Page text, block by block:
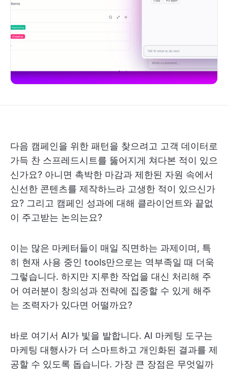
다음 캠페인을 위한 패턴을 찾으려고 고객 데이터로
가득 찬 스프레드시트를 뚫어지게 쳐다본 적이 있으
신가요? 아니면 촉박한 마감과 제한된 자원 속에서
신선한 콘텐츠를 제작하느라 고생한 적이 있으신가
요? 그리고 캠페인 성과에 대해 클라이언트와 끝없
이 주고받는 논의는요?
이는 많은 마케터들이 매일 직면하는 과제이며, 특
히 현재 사용 중인 tools만으로는 역부족일 때 더욱
그렇습니다. 하지만 지루한 작업을 대신 처리해 주
어 여러분이 창의성과 전략에 집중할 수 있게 해주
는 조력자가 있다면 어떨까요?
바로 여기서 AI가 빛을 발합니다. AI 마케팅 도구는
마케팅 대행사가 더 스마트하고 개인화된 결과를 제
공할 수 있도록 돕습니다. 가장 큰 장점은 무엇일까